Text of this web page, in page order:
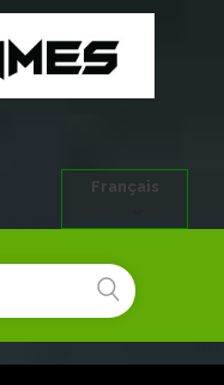
Français